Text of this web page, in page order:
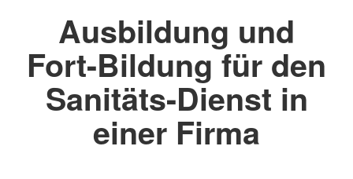
Ausbildung und
Fort-Bildung für den
Sanitäts-Dienst in
einer Firma